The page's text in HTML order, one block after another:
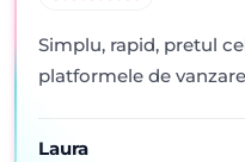
Simplu, rapid, pretul
platformele de
Laura